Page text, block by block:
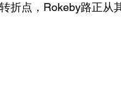
折点，Rokeby路正从